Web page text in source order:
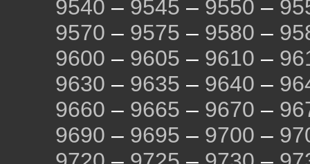
9540 – 9545 – 9550 –
9570 – 9575 – 9580 –
9600 – 9605 – 9610 –
9630 – 9635 – 9640 –
9660 – 9665 – 9670 –
9690 – 9695 – 9700 –